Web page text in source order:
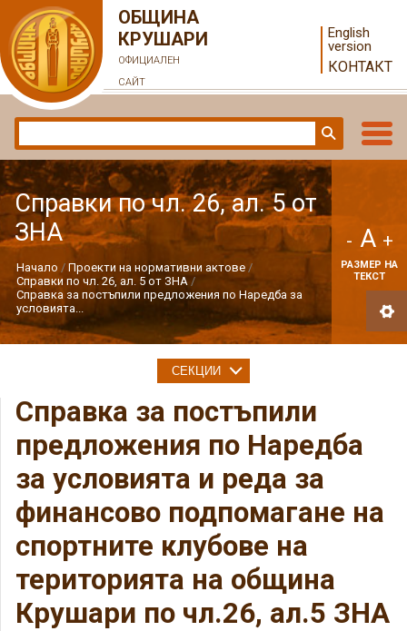
ОБЩИНА
КРУШАРИ
ОФИЦИАЛЕН
САЙТ
English
version
КОНТАКТ
Справки по чл. 26, ал. 5 от
ЗНА
Начало
Проекти на нормативни актове
Справки по чл. 26, ал. 5 от ЗНА
Справка за постъпили предложения по Наредба за
условията...
- A +
РАЗМЕР НА
ТЕКСТ
Справка за постъпили
предложения по Наредба
за условията и реда за
финансово подпомагане на
спортните клубове на
територията на община
Крушари по чл.26, ал.5 ЗНА
СЕКЦИИ